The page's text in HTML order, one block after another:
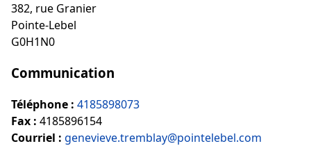
382, rue Granier
Pointe-Lebel
G0H1N0
Communication
Téléphone : 4185898073
Fax : 4185896154
Courriel : genevieve.tremblay@pointelebel.com